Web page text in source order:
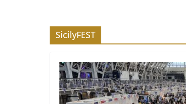
SicilyFEST